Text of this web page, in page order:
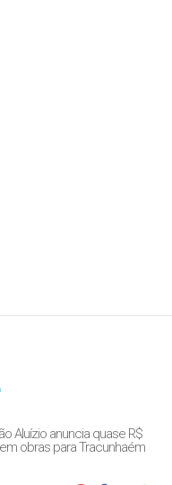
Aluízio anuncia quase R$
obras para Tracunhaém